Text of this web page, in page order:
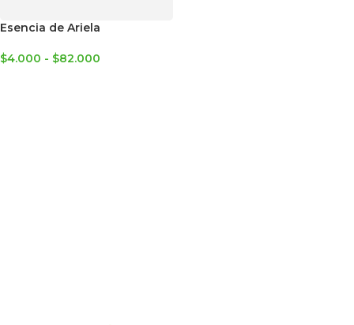
Esencia de Ariela
$4.000 - $82.000